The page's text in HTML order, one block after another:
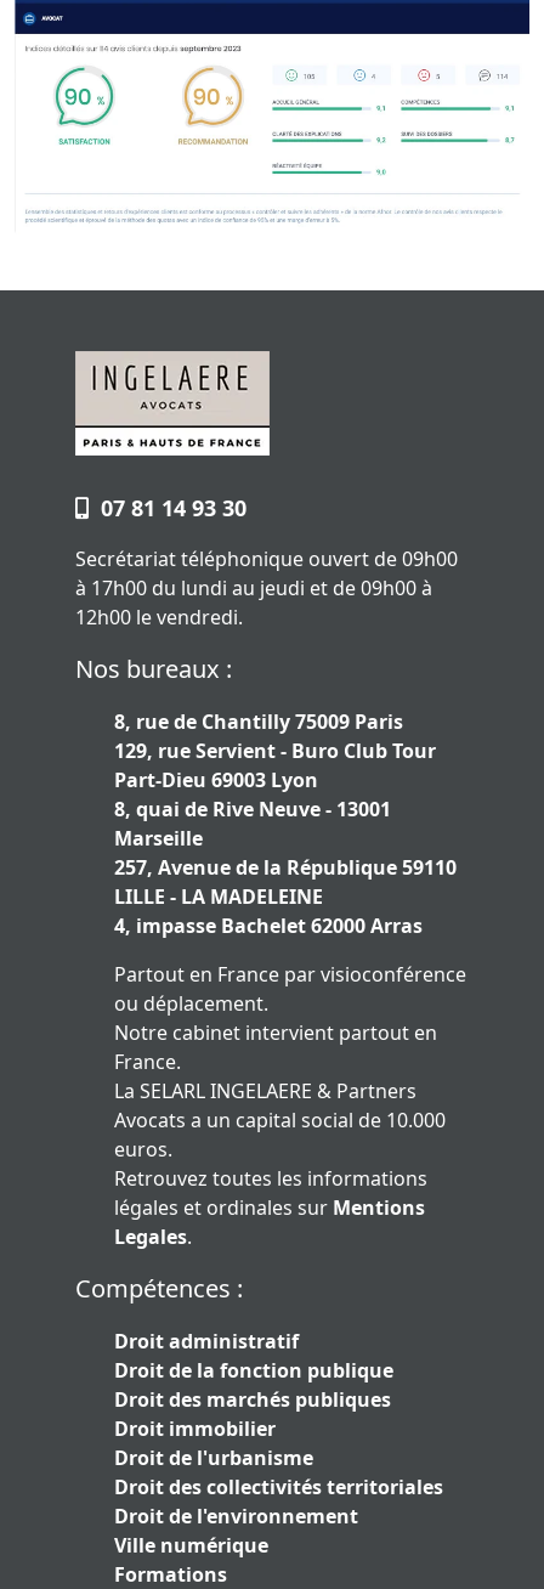
07 81 14 93 30
Secrétariat téléphonique ouvert de 09h00
à 17h00 du lundi au jeudi et de 09h00 à
12h00 le vendredi.
Nos bureaux :
8, rue de Chantilly 75009 Paris
129, rue Servient - Buro Club Tour
Part-Dieu 69003 Lyon
8, quai de Rive Neuve - 13001
Marseille
257, Avenue de la République 59110
LILLE - LA MADELEINE
4, impasse Bachelet 62000 Arras
Partout en France par visioconférence
ou déplacement.
Notre cabinet intervient partout en
France.
La SELARL INGELAERE & Partners
Avocats a un capital social de 10.000
euros.
Retrouvez toutes les informations
légales et ordinales sur Mentions
Legales.
Compétences :
Droit administratif
Droit de la fonction publique
Droit des marchés publiques
Droit immobilier
Droit de l'urbanisme
Droit des collectivités territoriales
Droit de l'environnement
Ville numérique
Formations